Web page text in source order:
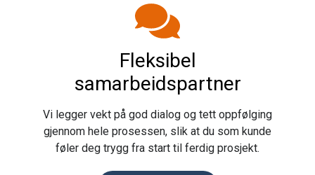
Fleksibel
samarbeidspartner
Vi legger vekt på god dialog og tett oppfølging
gjennom hele prosessen, slik at du som kunde
føler deg trygg fra start til ferdig prosjekt.